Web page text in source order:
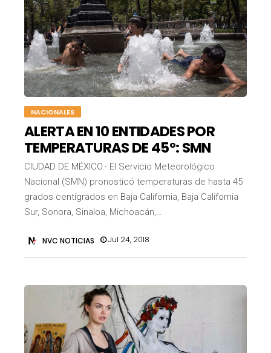
NACIONALES
ALERTA EN 10 ENTIDADES POR
TEMPERATURAS DE 45°: SMN
CIUDAD DE MÉXICO.- El Servicio Meteorológico
Nacional (SMN) pronosticó temperaturas de hasta 45
grados centígrados en Baja California, Baja California
Sur, Sonora, Sinaloa, Michoacán,…
NVC NOTICIAS Jul 24, 2018